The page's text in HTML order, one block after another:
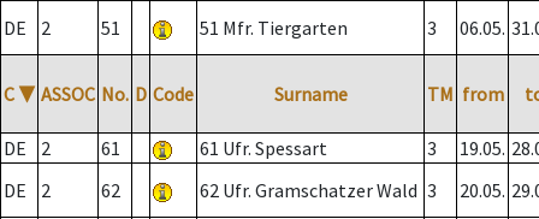
DE
2 51 51 Mfr. Tiergarten 3 06.05.
C ▼ ASSOC No. D Code Surname TM from
DE 2 61 61 Ufr. Spessart 3 19.05.
DE
2 62 62 Ufr. Gramschatzer Wald 3 20.05.